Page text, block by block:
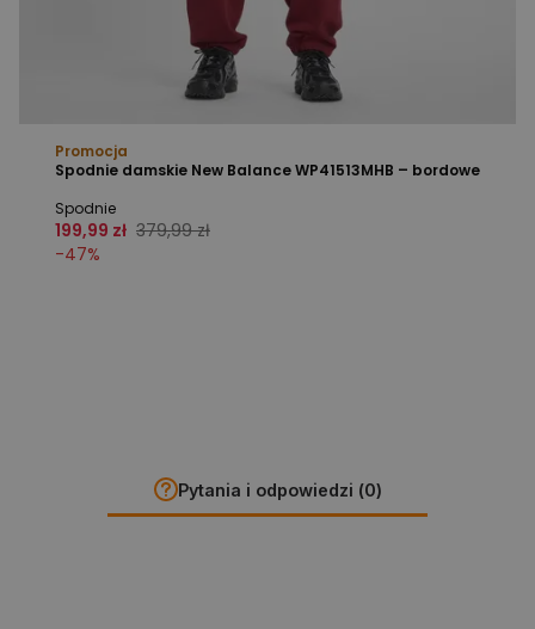
Promocja
Spodnie damskie New Balance WP41513MHB – bordowe
Spodnie
199,99 zł 379,99 zł
-47%
Pytania i odpowiedzi (0)